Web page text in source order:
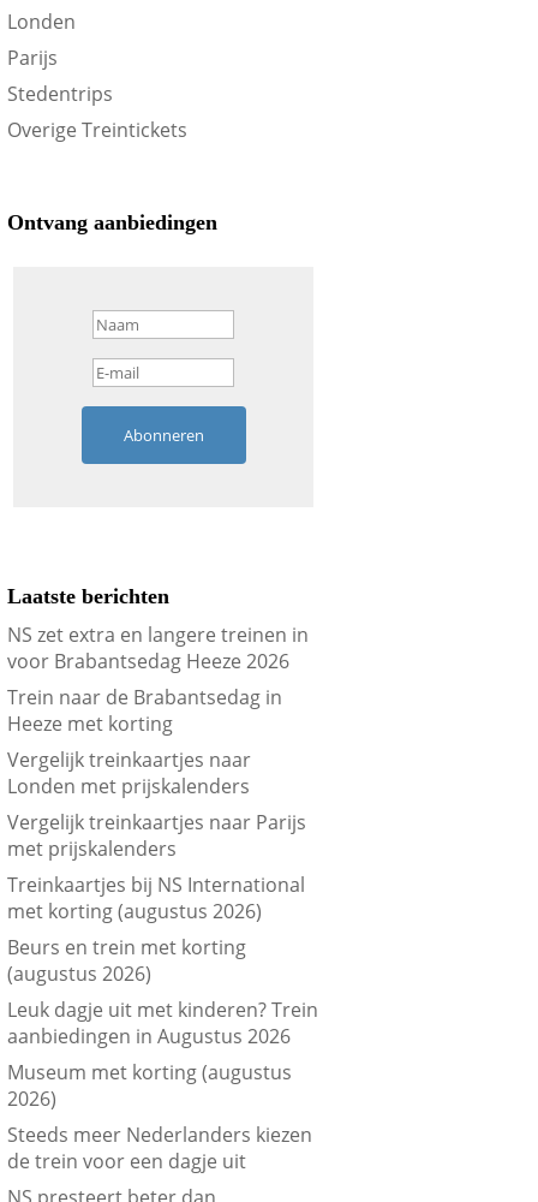
Londen
Parijs
Stedentrips
Overige Treintickets
Ontvang aanbiedingen
Abonneren
Laatste berichten
NS zet extra en langere treinen in
voor Brabantsedag Heeze 2026
Trein naar de Brabantsedag in
Heeze met korting
Vergelijk treinkaartjes naar
Londen met prijskalenders
Vergelijk treinkaartjes naar Parijs
met prijskalenders
Treinkaartjes bij NS International
met korting (augustus 2026)
Beurs en trein met korting
(augustus 2026)
Leuk dagje uit met kinderen? Trein
aanbiedingen in Augustus 2026
Museum met korting (augustus
2026)
Steeds meer Nederlanders kiezen
de trein voor een dagje uit